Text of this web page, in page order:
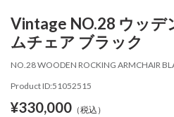
Vintage NO.28 ウッデ
ムチェア ブラック
NO.28 WOODEN ROCKING ARMCHAIR
Product ID:51052515
¥330,000 （税込）